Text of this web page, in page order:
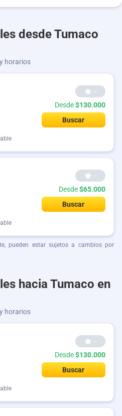
desde Tumaco
horarios
--
Desde$130.000
Buscar
--
Desde$65.000
Buscar
pueden estar sujetos a cambios por
hacia Tumaco en
horarios
--
Desde$130.000
Buscar